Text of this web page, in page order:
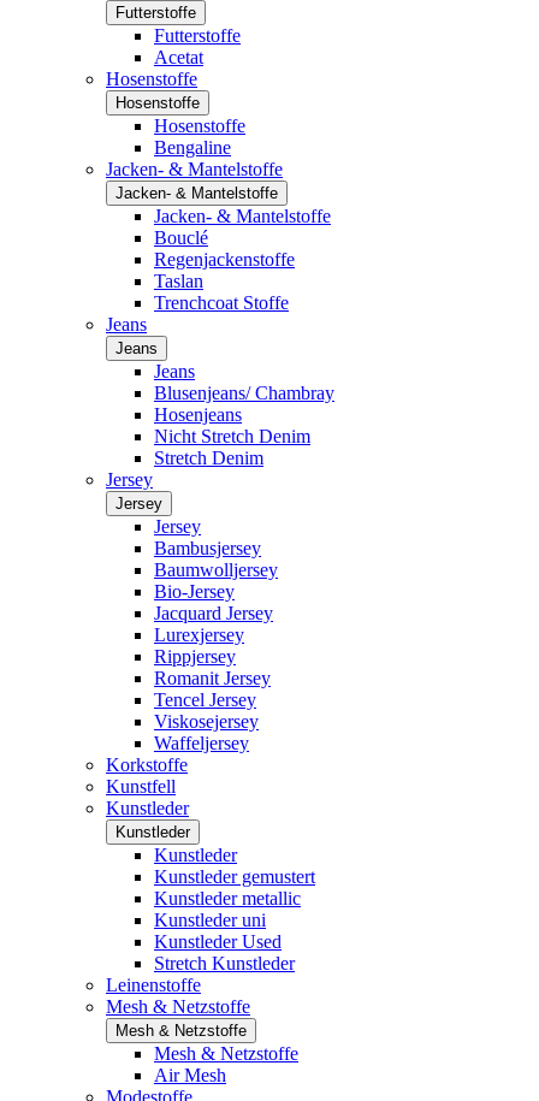
Futterstoffe
Futterstoffe
Acetat
Hosenstoffe
Hosenstoffe
Hosenstoffe
Bengaline
Jacken- & Mantelstoffe
Jacken- & Mantelstoffe
Jacken- & Mantelstoffe
Bouclé
Regenjackenstoffe
Taslan
Trenchcoat Stoffe
Jeans
Jeans
Jeans
Blusenjeans/ Chambray
Hosenjeans
Nicht Stretch Denim
Stretch Denim
Jersey
Jersey
Jersey
Bambusjersey
Baumwolljersey
Bio-Jersey
Jacquard Jersey
Lurexjersey
Rippjersey
Romanit Jersey
Tencel Jersey
Viskosejersey
Waffeljersey
Korkstoffe
Kunstfell
Kunstleder
Kunstleder
Kunstleder
Kunstleder gemustert
Kunstleder metallic
Kunstleder uni
Kunstleder Used
Stretch Kunstleder
Leinenstoffe
Mesh & Netzstoffe
Mesh & Netzstoffe
Mesh & Netzstoffe
Air Mesh
Modestoffe